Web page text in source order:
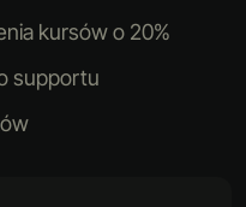
kursów o 20%
supportu